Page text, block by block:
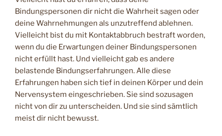
Bindungspersonen dir nicht die Wahrheit sagen oder
deine Wahrnehmungen als unzutreffend ablehnen.
Vielleicht bist du mit Kontaktabbruch bestraft worden,
wenn du die Erwartungen deiner Bindungspersonen
nicht erfüllt hast. Und vielleicht gab es andere
belastende Bindungserfahrungen. Alle diese
Erfahrungen haben sich tief in deinen Körper und dein
Nervensystem eingeschrieben. Sie sind sozusagen
nicht von dir zu unterscheiden. Und sie sind sämtlich
meist dir nicht bewusst.